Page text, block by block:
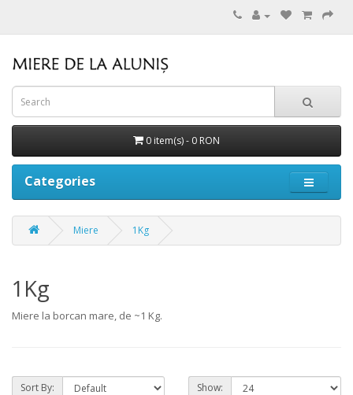
0 item(s) - 0 RON
Categories
Miere 1Kg
1Kg
Miere la borcan mare, de ~1 Kg.
Sort By: Show: